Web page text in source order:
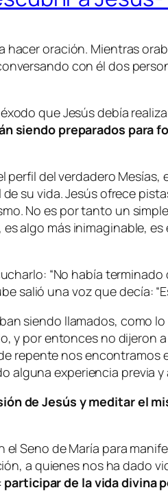
hacer oración. Mientras
con él dos
que Jesús debía
siendo preparados para
del verdadero Mesías,
su vida. Jesús ofrece
No es por tanto un
algo más inimaginable,
“No había
salió una voz que decía:
siendo llamados, como
y por entonces no dijeron
repente nos encontramos
experiencia previa
de Jesús y meditar el
Seno de María para
a quienes nos ha dado
participar de la vida divina